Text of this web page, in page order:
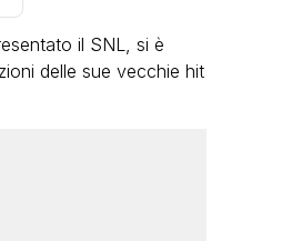
il SNL, si è
delle sue vecchie hit